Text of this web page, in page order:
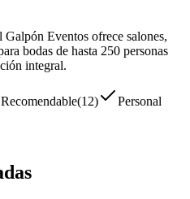
Eventos ofrece salones,
bodas de hasta 250 personas
integral.
Recomendable(12)
Personal